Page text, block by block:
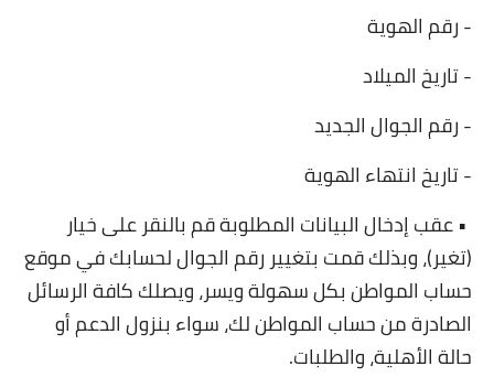
- رقم الهوية
- تاريخ الميلاد
- رقم الجوال الجديد
- تاريخ انتهاء الهوية
• عقب إدخال البيانات المطلوبة قم بالنقر على خيار
(تغير)، وبذلك قمت بتغيير رقم الجوال لحسابك في موقع
حساب المواطن بكل سهولة ويسر، ويصلك كافة الرسائل
الصادرة من حساب المواطن لك، سواء بنزول الدعم أو
حالة الأهلية، والطلبات.